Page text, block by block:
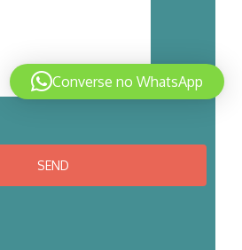
Converse no WhatsApp